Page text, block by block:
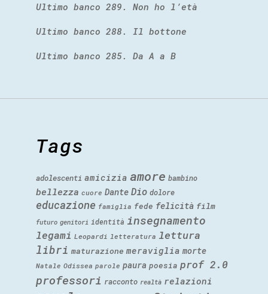
Ultimo banco 289. Non ho l’età
Ultimo banco 288. Il bottone
Ultimo banco 285. Da A a B
Tags
adolescenti amicizia amore bambino
bellezza cuore Dante Dio dolore
educazione famiglia fede felicità film
futuro genitori identità insegnamento
legami Leopardi letteratura lettura
libri maturazione meraviglia morte
Natale Odissea parole paura poesia prof 2.0
professori racconto realtà relazioni